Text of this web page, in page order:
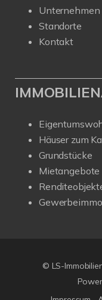
Unternehmen
Standorte
Kontakt
Häuser zum
Grundstücke
Mietangebote
© LS-